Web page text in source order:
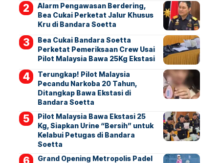
Alarm Pengawasan Berdering,
Bea Cukai Perketat Jalur Khusus
Kru di Bandara Soetta
Bea Cukai Bandara Soetta
Perketat Pemeriksaan Crew Usai
Pilot Malaysia Bawa 25Kg Ekstasi
Terungkap! Pilot Malaysia
Pecandu Narkoba 20 Tahun,
Ditangkap Bawa Ekstasi di
Bandara Soetta
Pilot Malaysia Bawa Ekstasi 25
Kg, Siapkan Urine “Bersih” untuk
Kelabui Petugas di Bandara
Soetta
Grand Opening Metropolis Padel